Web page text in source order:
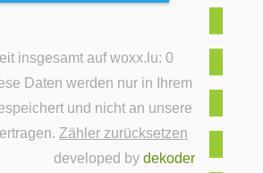
insgesamt auf woxx.lu: 0
Daten werden nur in Ihrem
und nicht an unsere
Zähler zurücksetzen
developed bydekoder